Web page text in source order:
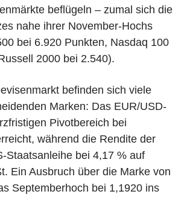
beflügeln – zumal sich die
nahe ihrer November-Hochs
bei 6.920 Punkten, Nasdaq 100
2000 bei 2.540).
befinden sich viele
Marken: Das EUR/USD-
Pivotbereich bei
während die Rendite der
Staatsanleihe bei 4,17 % auf
Ein Ausbruch über die Marke von
Septemberhoch bei 1,1920 ins